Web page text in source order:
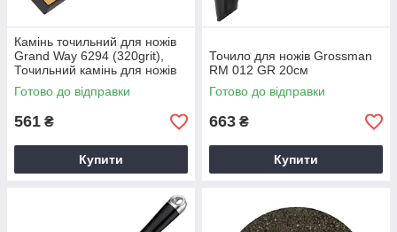
Камінь точильний для ножів
Grand Way 6294 (320grit),
Точильний камінь для ножів
Готово до відправки
561 ₴
Купити
Точило для ножів Grossman
RM 012 GR 20см
Готово до відправки
663 ₴
Купити